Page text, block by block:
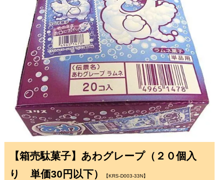
【箱売駄菓子】あわグレープ（２０個入
り 単価30円以下）
【KRS-D003-33N】